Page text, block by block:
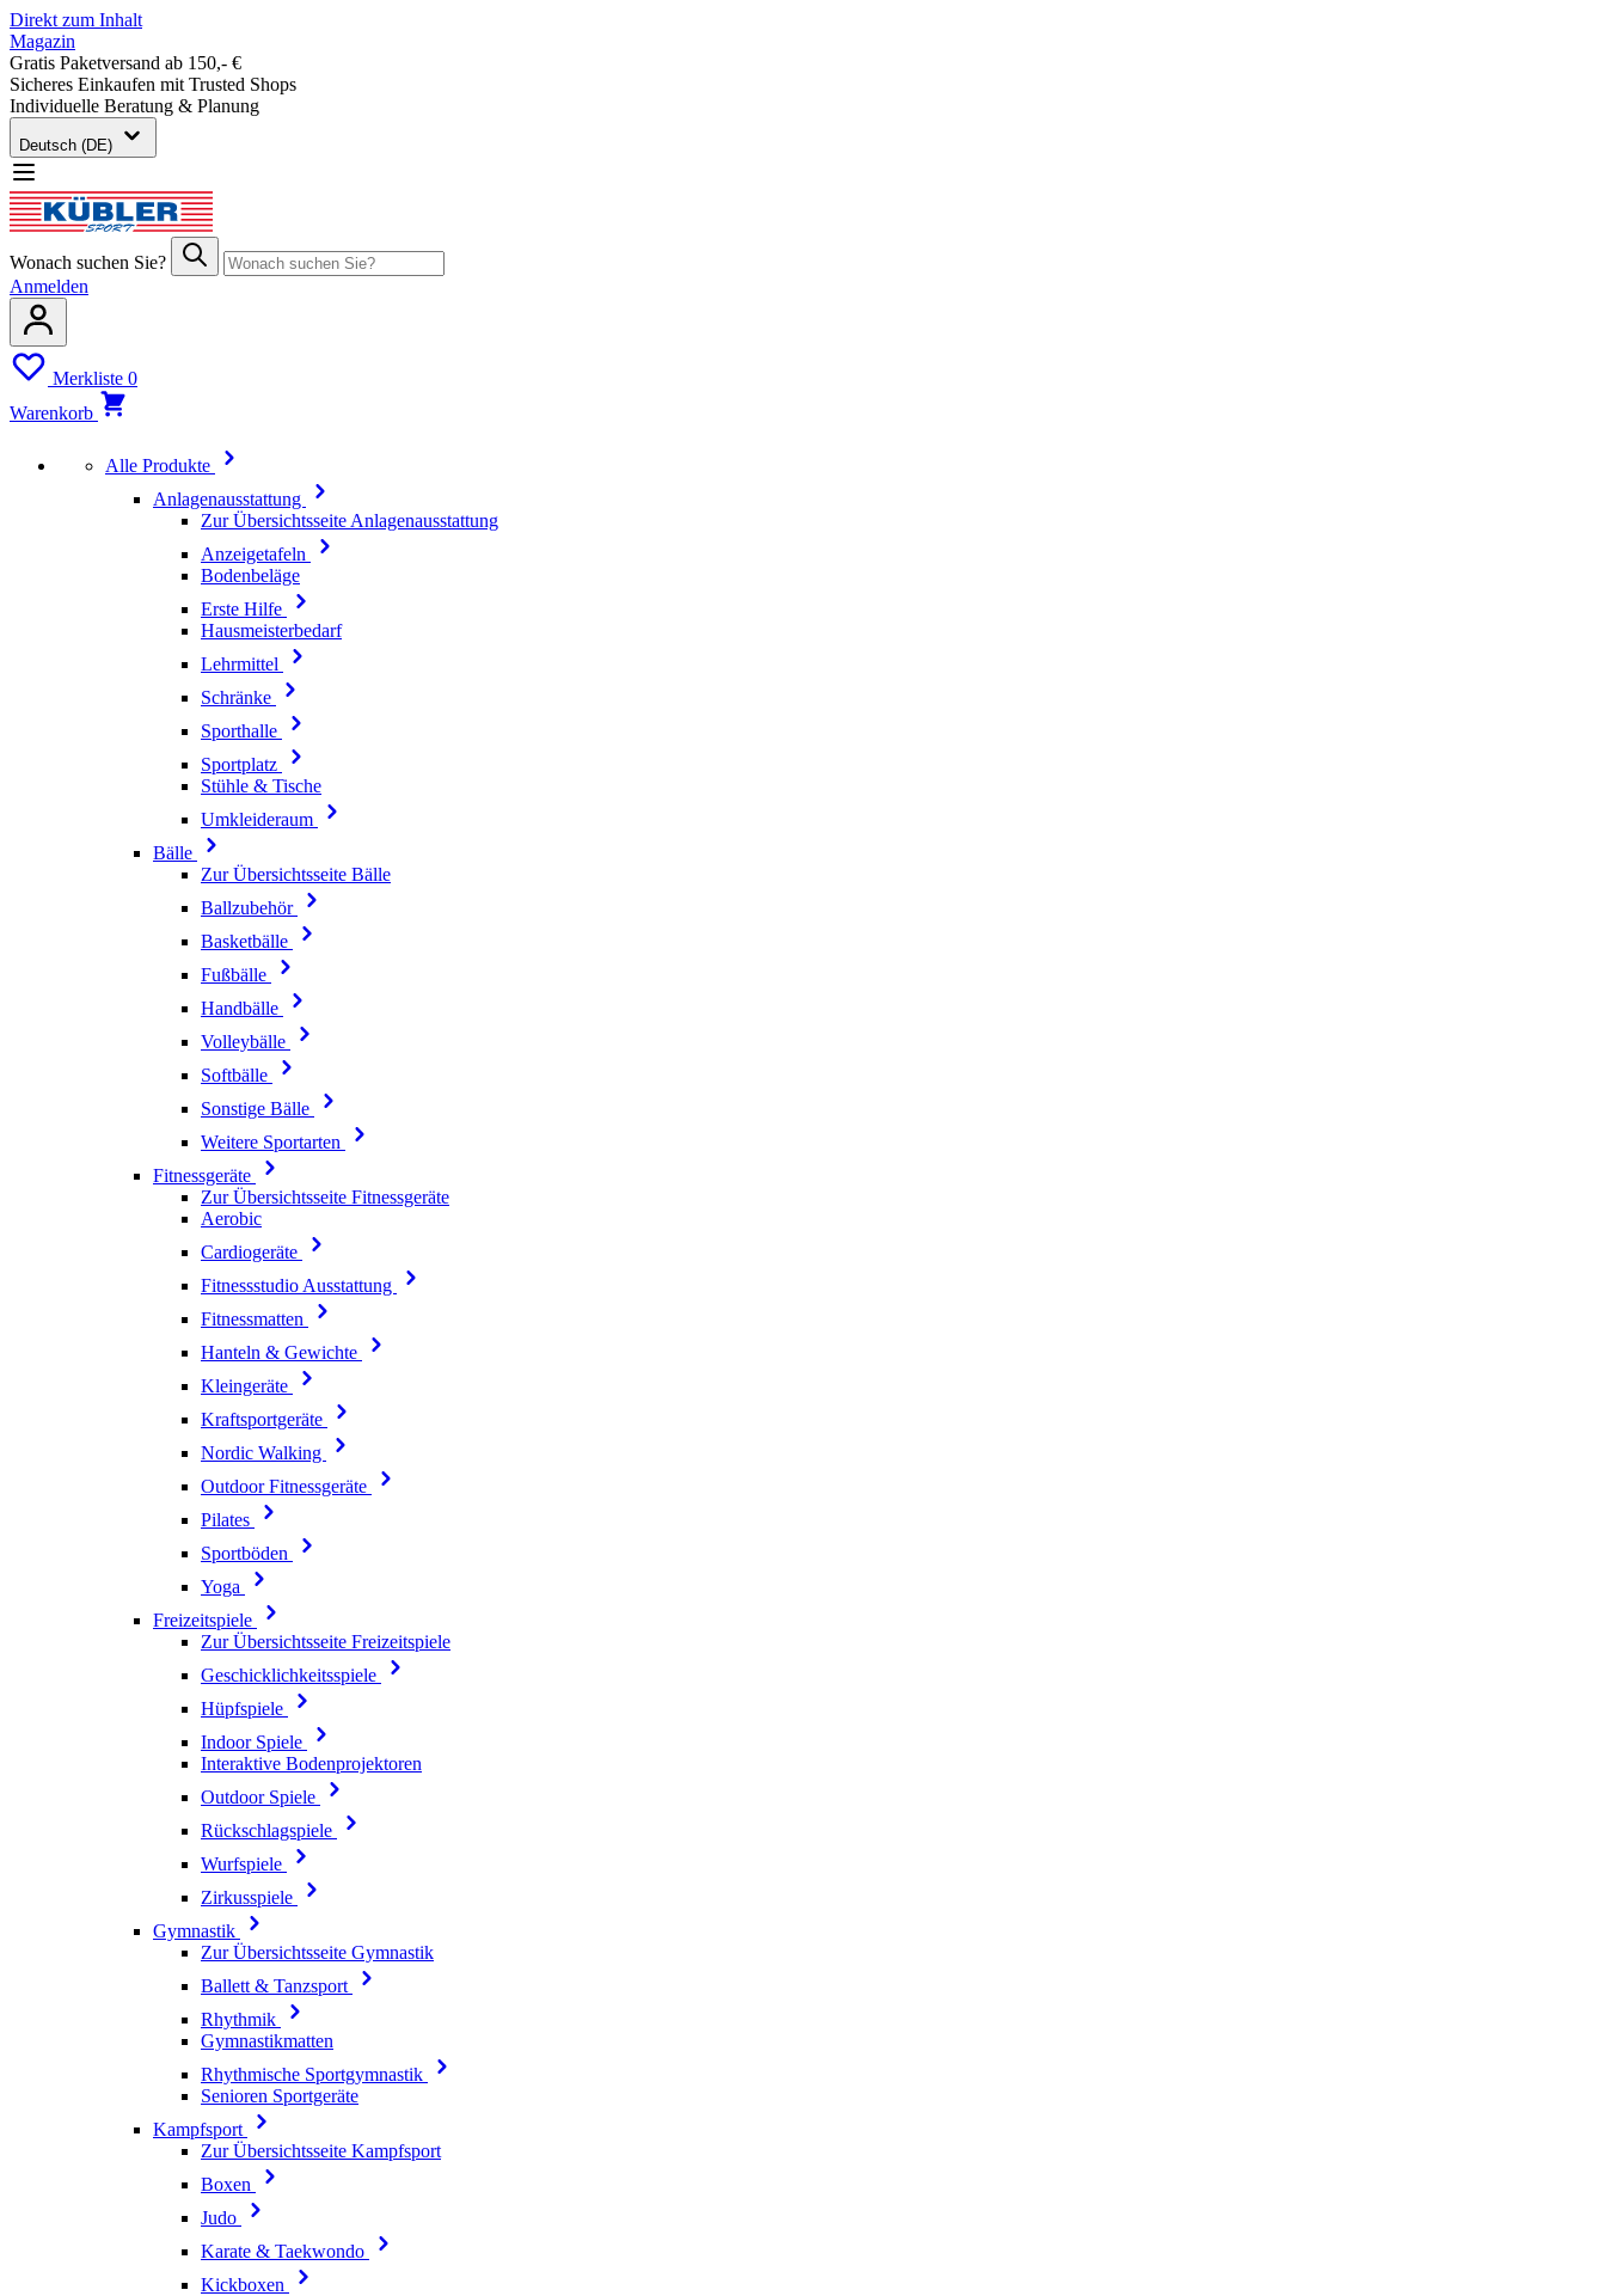
Direkt zum Inhalt
Magazin
Gratis Paketversand ab 150,- €
Sicheres Einkaufen mit Trusted Shops
Individuelle Beratung & Planung
Deutsch (DE)
Wonach suchen Sie?
Anmelden
Merkliste 0
Warenkorb
Alle Produkte
Anlagenausstattung
Zur Übersichtsseite Anlagenausstattung
Anzeigetafeln
Bodenbeläge
Erste Hilfe
Hausmeisterbedarf
Lehrmittel
Schränke
Sporthalle
Sportplatz
Stühle & Tische
Umkleideraum
Bälle
Zur Übersichtsseite Bälle
Ballzubehör
Basketbälle
Fußbälle
Handbälle
Volleybälle
Softbälle
Sonstige Bälle
Weitere Sportarten
Fitnessgeräte
Zur Übersichtsseite Fitnessgeräte
Aerobic
Cardiogeräte
Fitnessstudio Ausstattung
Fitnessmatten
Hanteln & Gewichte
Kleingeräte
Kraftsportgeräte
Nordic Walking
Outdoor Fitnessgeräte
Pilates
Sportböden
Yoga
Freizeitspiele
Zur Übersichtsseite Freizeitspiele
Geschicklichkeitsspiele
Hüpfspiele
Indoor Spiele
Interaktive Bodenprojektoren
Outdoor Spiele
Rückschlagspiele
Wurfspiele
Zirkusspiele
Gymnastik
Zur Übersichtsseite Gymnastik
Ballett & Tanzsport
Rhythmik
Gymnastikmatten
Rhythmische Sportgymnastik
Senioren Sportgeräte
Kampfsport
Zur Übersichtsseite Kampfsport
Boxen
Judo
Karate & Taekwondo
Kickboxen